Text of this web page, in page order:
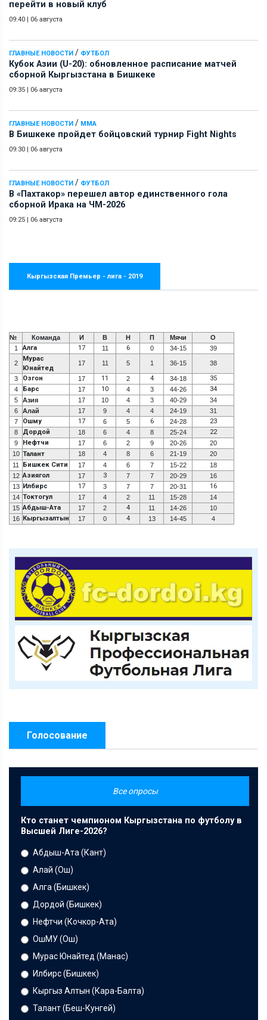
перейти в новый клуб
09:40 | 06 августа
ГЛАВНЫЕ НОВОСТИ / ФУТБОЛ
Кубок Азии (U-20): обновленное расписание матчей
сборной Кыргызстана в Бишкеке
09:35 | 06 августа
ГЛАВНЫЕ НОВОСТИ / ММА
В Бишкеке пройдет бойцовский турнир Fight Nights
09:30 | 06 августа
ГЛАВНЫЕ НОВОСТИ / ФУТБОЛ
В «Пахтакор» перешел автор единственного гола
сборной Ирака на ЧМ-2026
09:25 | 06 августа
Кыргызская Премьер - лига - 2019
№ Команда И В Н П Мячи
О
1
Алга 17 11 6 0 34-15 39
2
Мурас
Юнайтед
17 11 5 1 36-15 38
3 Озгон 17 11 2 4 34-18 35
4 Барс 17 10 4 3 44-26 34
5 Азия 17 10 4 3 40-29
34
6
Алай 17 9 4 4 24-19
31
7
Ошму 17 6 5 6 24-28 23
8 Дордой 18 6 4 8 25-24 22
9 Нефтчи 17 6 2 9 20-26
20
10 Талант 18 4 8 6 21-19
20
11
Бишкек Сити 17 4 6 7 15-22
18
12 Азиягол 17 3 7 7 20-29
16
13 Илбирс 17 3 7 7 20-31 16
14 Токтогул 17 4 2 11 15-28
14
15 Абдыш-Ата 17 2 4 11 14-26
10
16 Кыргызалтын 17 0 4 13 14-45 4
Голосование
Все опросы
Кто станет чемпионом Кыргызстана по футболу в
Высшей Лиге-2026?
Абдыш-Ата (Кант)
Алай (Ош)
Алга (Бишкек)
Дордой (Бишкек)
Нефтчи (Кочкор-Ата)
ОшМУ (Ош)
Мурас Юнайтед (Манас)
Илбирс (Бишкек)
Кыргыз Алтын (Кара-Балта)
Талант (Беш-Кунгей)